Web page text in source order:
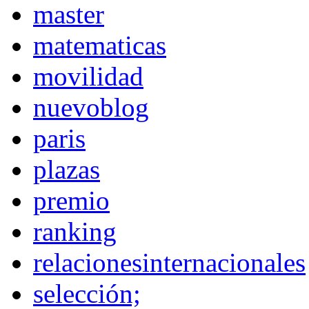
master
matematicas
movilidad
nuevoblog
paris
plazas
premio
ranking
relacionesinternacionales
selección;